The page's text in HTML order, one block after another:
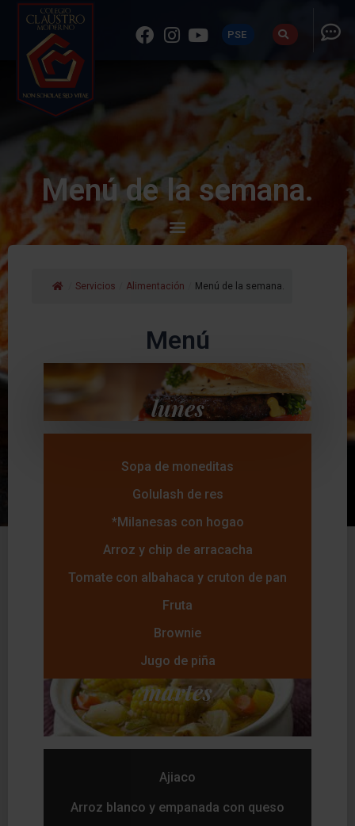
PSE
Menú de la semana.
Servicios Alimentación Menú de la semana.
Menú
lunes
Sopa de moneditas
Golulash de res
*Milanesas con hogao
Arroz y chip de arracacha
Tomate con albahaca y cruton de pan
Fruta
Brownie
Jugo de piña
martes
Ajiaco
Arroz blanco y empanada con queso